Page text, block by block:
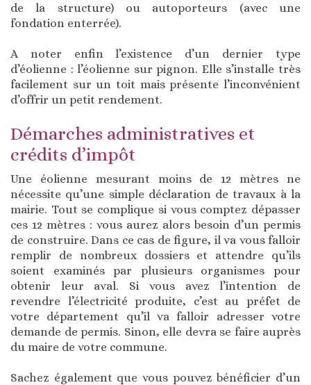
de la structure) ou autoporteurs (avec une
fondation enterrée).
A noter enfin l’existence d’un dernier type
d’éolienne : l’éolienne sur pignon. Elle s’installe très
facilement sur un toit mais présente l’inconvénient
d’offrir un petit rendement.
Démarches administratives et
crédits d’impôt
Une éolienne mesurant moins de 12 mètres ne
nécessite qu’une simple déclaration de travaux à la
mairie. Tout se complique si vous comptez dépasser
ces 12 mètres : vous aurez alors besoin d’un permis
de construire. Dans ce cas de figure, il va vous falloir
remplir de nombreux dossiers et attendre qu’ils
soient examinés par plusieurs organismes pour
obtenir leur aval. Si vous avez l’intention de
revendre l’électricité produite, c’est au préfet de
votre département qu’il va falloir adresser votre
demande de permis. Sinon, elle devra se faire auprès
du maire de votre commune.
Sachez également que vous pouvez bénéficier d’un